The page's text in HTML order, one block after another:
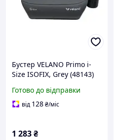
Бустер VELANO Primo i-
Size ISOFIX, Grey (48143)
Готово до відправки
від 128₴/міс
1 283₴